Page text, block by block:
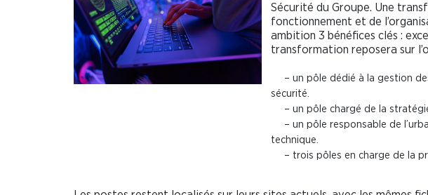
Sécurité du Groupe. Une
fonctionnement et de
ambition 3 bénéfices clés :
transformation reposera sur
– un pôle dédié à la gestion
sécurité.
– un pôle chargé de la
– un pôle responsable de
technique.
– trois pôles en charge de la